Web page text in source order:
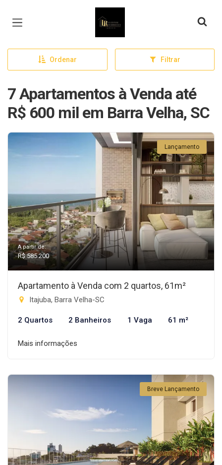
Página inicial
Ordenar Filtrar
7 Apartamentos à Venda até
R$ 600 mil em Barra Velha, SC
Lançamento
A partir de:
R$ 585.200
Apartamento à Venda com 2 quartos, 61m²
Itajuba, Barra Velha-SC
2 Quartos 2 Banheiros 1 Vaga 61 m²
Mais informações
Breve Lançamento